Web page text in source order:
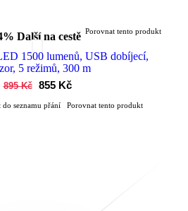
Další na cestě Porovnat tento produkt
1500 lumenů, USB dobíjecí,
5 režimů, 300 m
895 Kč
855 Kč
do seznamu přání Porovnat tento produkt